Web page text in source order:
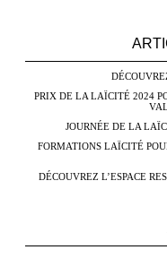
PRIX DE LA LAÏCITÉ 2024
JOURNÉE DE LA
FORMATIONS LAÏCITÉ
DÉCOUVREZ L’ESPACE